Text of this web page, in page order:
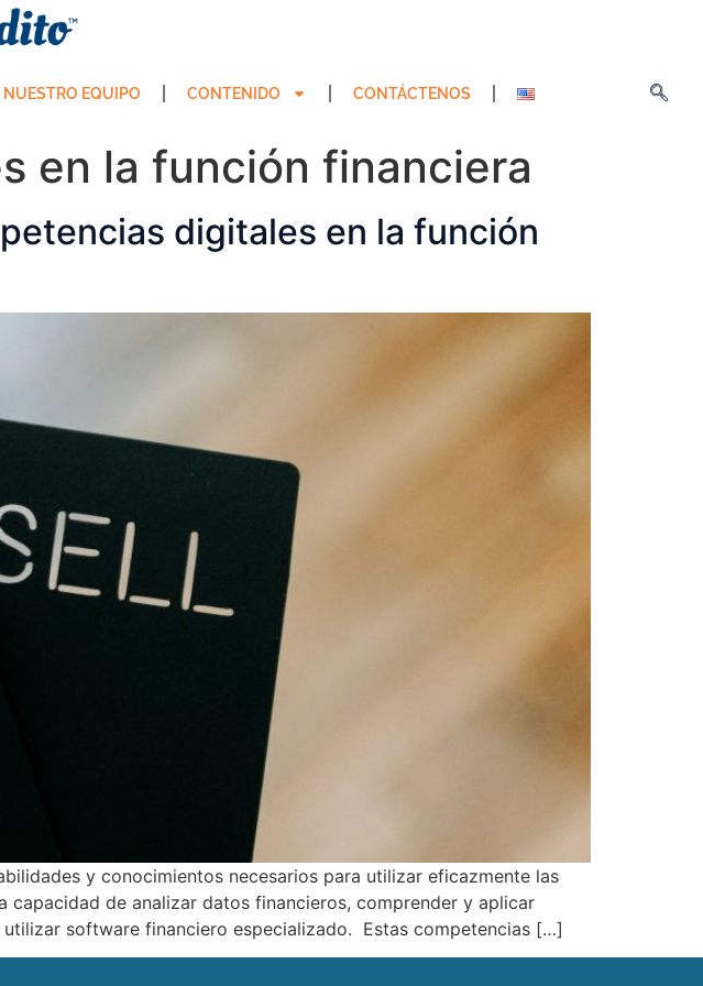
NUESTRO EQUIPO CONTENIDO CONTÁCTENOS
en la función financiera
digitales en la función
y conocimientos necesarios para utilizar eficazmente las
de analizar datos financieros, comprender y aplicar
software financiero especializado. Estas competencias […]